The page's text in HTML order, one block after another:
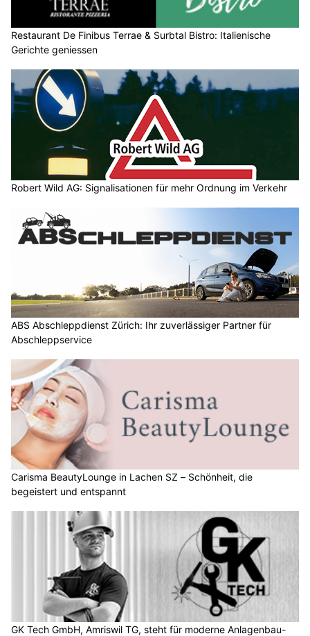
Restaurant De Finibus Terrae & Surbtal Bistro: Italienische
Gerichte geniessen
Robert Wild AG: Signalisationen für mehr Ordnung im Verkehr
ABS Abschleppdienst Zürich: Ihr zuverlässiger Partner für
Abschleppservice
Carisma BeautyLounge in Lachen SZ – Schönheit, die
begeistert und entspannt
GK Tech GmbH, Amriswil TG, steht für moderne Anlagenbau-